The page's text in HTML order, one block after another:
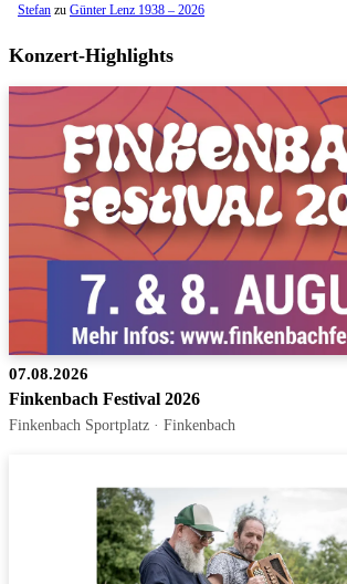
Stefan zu Günter Lenz 1938 – 2026
Konzert-Highlights
07.08.2026
Finkenbach Festival 2026
Finkenbach Sportplatz · Finkenbach